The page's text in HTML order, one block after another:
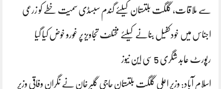
سے ملاقات، گلگت بلتستان کیلئے گندم سبسڈی سمیت خطے کو زرعی
اجناس میں خودکفیل بنانے کیلئے مختلف تجاویز پر غورو خوض کیا گیا
رپورٹ عابد شگری 5 سی این نیوز
اسلام آباد: وزیر اعلی گلگت بلتستان حاجی گلبر خان نے نگران وفاقی وزیر